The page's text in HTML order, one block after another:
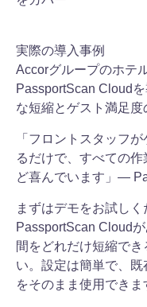
実際の導入事例
Accorグループのホテ
PassportScan Cloud
な短縮とゲスト満足度
「フロントスタッフ
るだけで、すべての
ど喜んでいます」—
まずはデモをお試しく
PassportScan Cloud
間をどれだけ短縮で
い。設定は簡単で、
をそのまま使用できま